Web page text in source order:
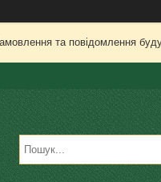
та повідомлення